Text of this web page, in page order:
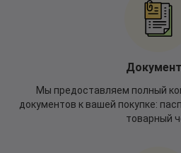
Мы предоставляем полный
документов к вашей покупке:
товарный